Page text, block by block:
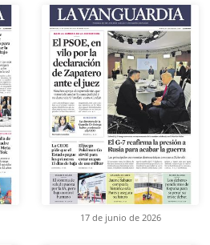
17 de junio de 2026